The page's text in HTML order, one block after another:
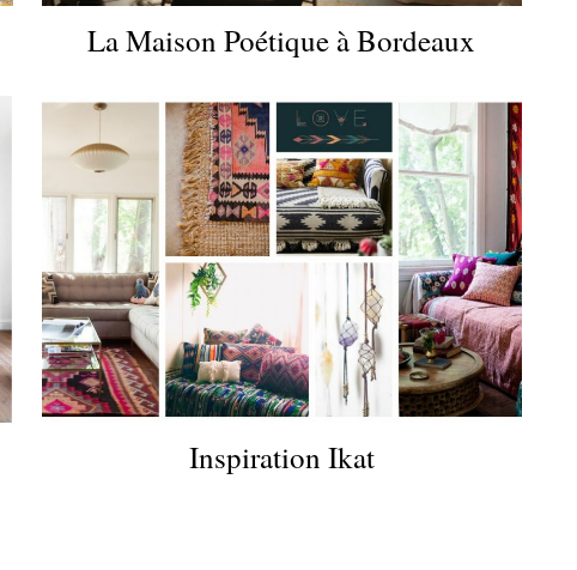
La Maison Poétique à Bordeaux
Inspiration Ikat